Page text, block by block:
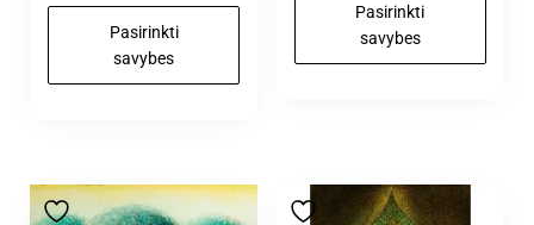
Pasirinkti
savybes
Pasirinkti
savybes